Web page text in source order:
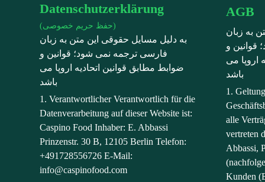
AGB
به زبان
قوانین و
اروپا می
باشد
1.
alle
vertreten
Abbassi,
Kunden
Datenschutzerklärung
(حفظ حریم خصوصی)
به دلیل مسایل حقوقی این متن به زبان
فارسی ترجمه نمی شود؛ قوانین و
ضوابط مطابق قوانین اتحادیه اروپا می
باشد
1. Verantwortlicher Verantwortlich für die
Datenverarbeitung auf dieser Website ist:
Caspino Food Inhaber: E. Abbassi
Prinzenstr. 30 B, 12105 Berlin Telefon:
+491728556726 E-Mail:
info@caspinofood.com